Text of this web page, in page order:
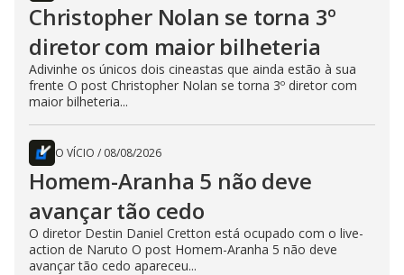
Christopher Nolan se torna 3º
diretor com maior bilheteria
Adivinhe os únicos dois cineastas que ainda estão à sua
frente O post Christopher Nolan se torna 3º diretor com
maior bilheteria...
O VÍCIO / 08/08/2026
Homem-Aranha 5 não deve
avançar tão cedo
O diretor Destin Daniel Cretton está ocupado com o live-
action de Naruto O post Homem-Aranha 5 não deve
avançar tão cedo apareceu...